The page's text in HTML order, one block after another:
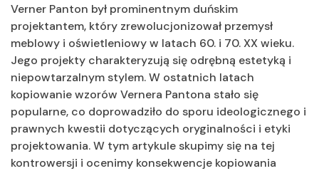
Verner Panton był prominentnym duńskim
projektantem, który zrewolucjonizował przemysł
meblowy i oświetleniowy w latach 60. i 70. XX wieku.
Jego projekty charakteryzują się odrębną estetyką i
niepowtarzalnym stylem. W ostatnich latach
kopiowanie wzorów Vernera Pantona stało się
popularne, co doprowadziło do sporu ideologicznego i
prawnych kwestii dotyczących oryginalności i etyki
projektowania. W tym artykule skupimy się na tej
kontrowersji i ocenimy konsekwencje kopiowania